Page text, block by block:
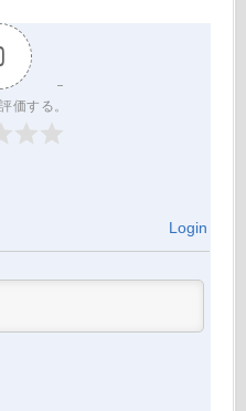
価する。
Login